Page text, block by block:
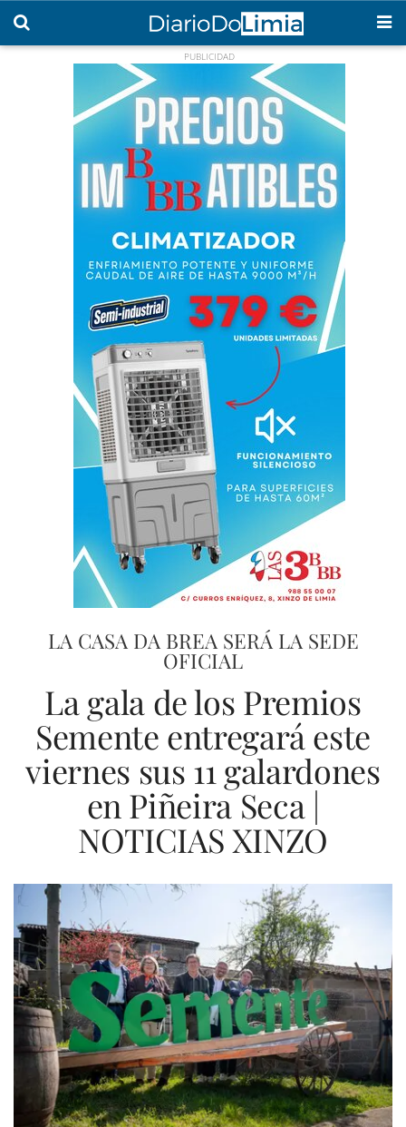
LA CASA DA BREA SERÁ LA SEDE
OFICIAL
La gala de los Premios
Semente entregará este
viernes sus 11 galardones
en Piñeira Seca |
NOTICIAS XINZO